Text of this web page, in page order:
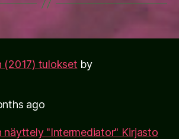
(2017) tulokset by
ago
näyttely "Intermediator" Kirjasto